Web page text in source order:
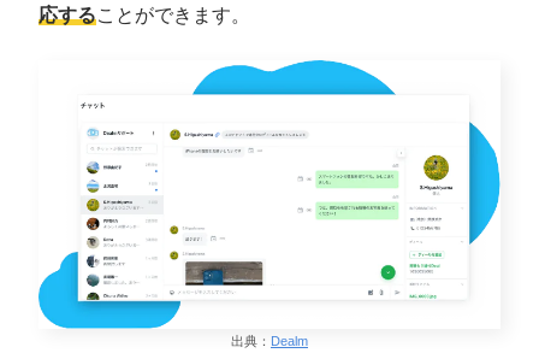
応することができます。
出典： Dealm